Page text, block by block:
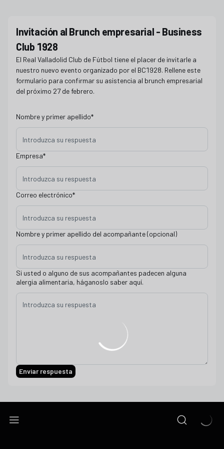
Invitación al Brunch empresarial - Business
Club 1928
El Real Valladolid Club de Fútbol tiene el placer de invitarle a
nuestro nuevo evento organizado por el BC1928. Rellene este
formulario para confirmar su asistencia al brunch empresarial
del próximo 27 de febrero.
Nombre y primer apellido*
Empresa*
Correo electrónico*
Nombre y primer apellido del acompañante (opcional)
Si usted o alguno de sus acompañantes padecen alguna
alergia alimentaria, háganoslo saber aquí.
Enviar respuesta